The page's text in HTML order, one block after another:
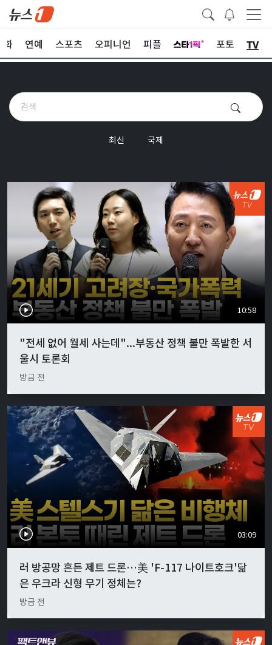
화 연예 스포츠 오피니언 피플 포토 TV
최신 국제
10:58
"전세 없어 월세 사는데"...부동산 정책 불만 폭발한 서
울시 토론회
방금 전
03:09
러 방공망 흔든 제트 드론…美 'F-117 나이트호크'닮
은 우크라 신형 무기 정체는?
방금 전